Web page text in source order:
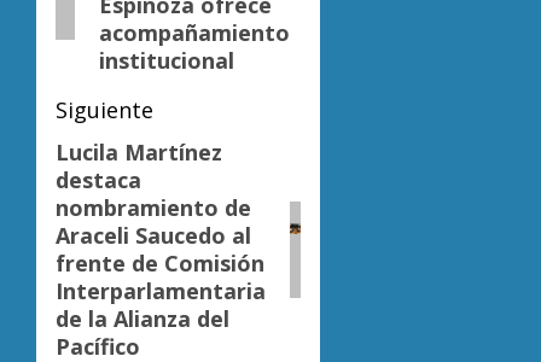
acompañamiento
institucional
Siguiente
Siguiente
entrada:
Lucila Martínez
destaca
nombramiento de
Araceli Saucedo al
frente de Comisión
Interparlamentaria
de la Alianza del
Pacífico